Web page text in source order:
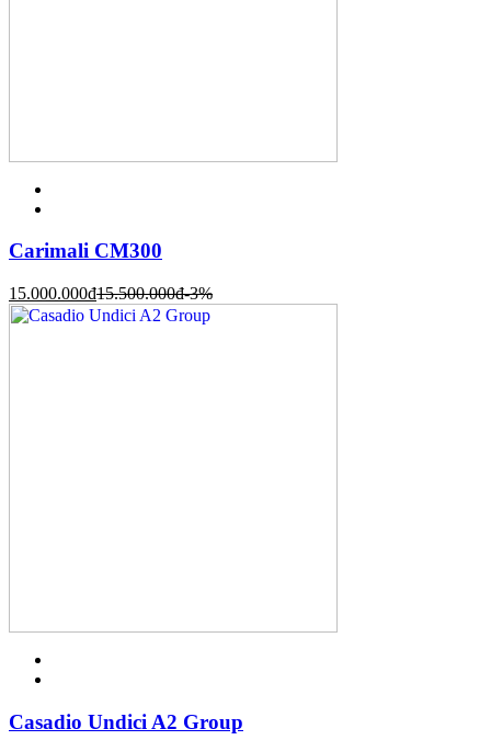
Carimali CM300
15.000.000đ15.500.000đ-3%
Casadio Undici A2 Group